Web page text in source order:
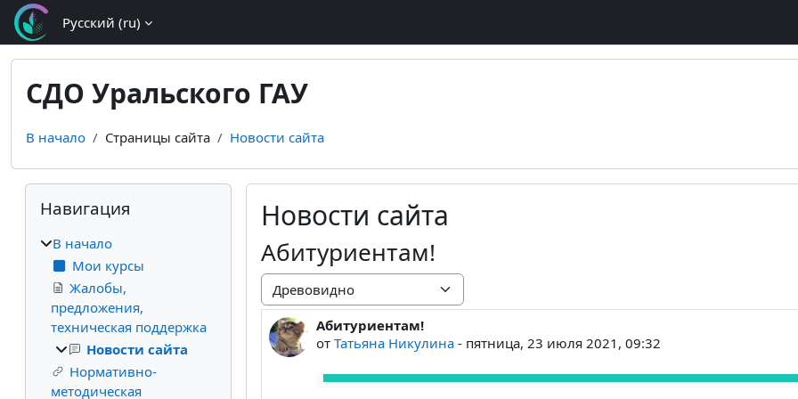
Перейти к основному содержанию
Русский ‎(ru)‎
СДО Уральского ГАУ
В начало Страницы сайта Новости сайта
Новости сайта
Абитуриентам!
Режим отображения
Абитуриентам!
от Татьяна Никулина - пятница, 23 июля 2021, 09:32
Количество ответов: 0
Блоки
Пропустить Навигация
Навигация
В начало
Мои курсы
Жалобы,
предложения,
техническая поддержка
Новости сайта
Нормативно-
методическая